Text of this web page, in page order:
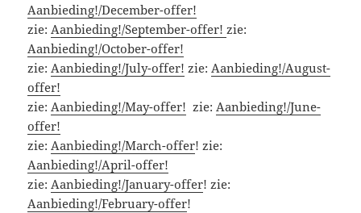
Aanbieding!/December-offer!
zie: Aanbieding!/September-offer!zie:
Aanbieding!/October-offer!
zie: Aanbieding!/July-offer! zie: Aanbieding!/August-
offer!
zie: Aanbieding!/May-offer! zie: Aanbieding!/June-
offer!
zie: Aanbieding!/March-offer! zie:
Aanbieding!/April-offer!
zie: Aanbieding!/January-offer! zie:
Aanbieding!/February-offer!